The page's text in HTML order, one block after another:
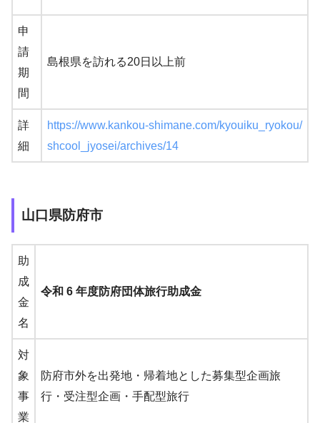
申
請
期
間
島根県を訪れる20日以上前
詳
細
https://www.kankou-shimane.com/kyouiku_ryokou/
shcool_jyosei/archives/14
山口県防府市
助
成
金
名
令和 6 年度防府団体旅行助成金
対
象
事
業
防府市外を出発地・帰着地とした募集型企画旅
行・受注型企画・手配型旅行